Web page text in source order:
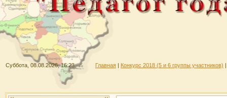
Суббота, 08.08.2026, 16:23 Главная | Конкурс 2018 (5 и 6 группы участников)